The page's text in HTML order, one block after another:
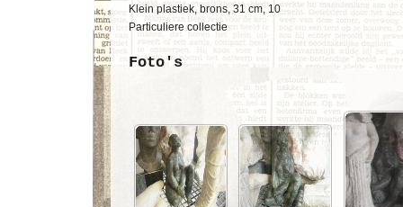
Klein plastiek, brons, 31 cm, 10
Particuliere collectie
Foto's